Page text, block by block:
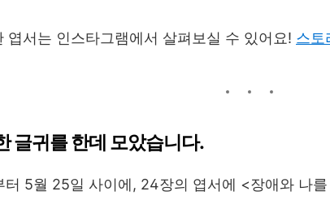
엽서는 인스타그램에서 살펴보실 수 있어요! 스
글귀를 한데 모았습니다.
5월 25일 사이에, 24장의 엽서에 <장애와 나